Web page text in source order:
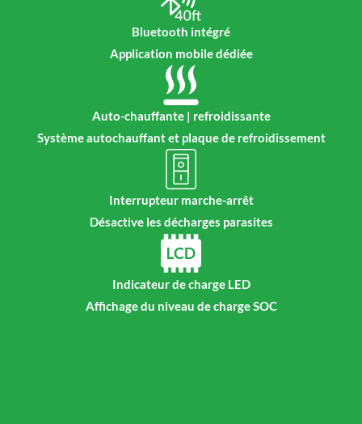
Bluetooth intégré
Application mobile dédiée
Auto-chauffante | refroidissante
Système autochauffant et plaque de refroidissement
Interrupteur marche-arrêt
Désactive les décharges parasites
Indicateur de charge LED
Affichage du niveau de charge SOC